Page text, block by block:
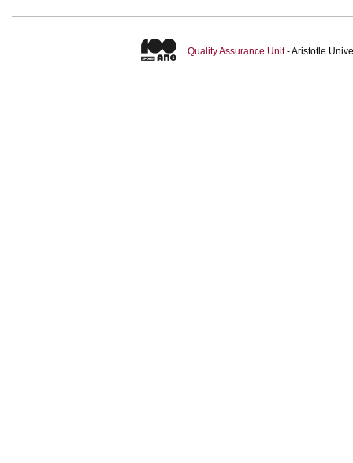
Quality Assurance Unit- Aristotle